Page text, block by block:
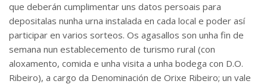
que deberán cumplimentar uns datos persoais para
depositalas nunha urna instalada en cada local e poder así
participar en varios sorteos. Os agasallos son unha fin de
semana nun establecemento de turismo rural (con
aloxamento, comida e unha visita a unha bodega con D.O.
Ribeiro), a cargo da Denominación de Orixe Ribeiro; un vale